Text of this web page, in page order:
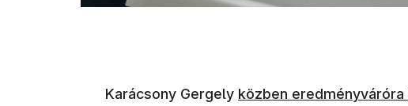
Karácsony Gergely közben eredményváróra